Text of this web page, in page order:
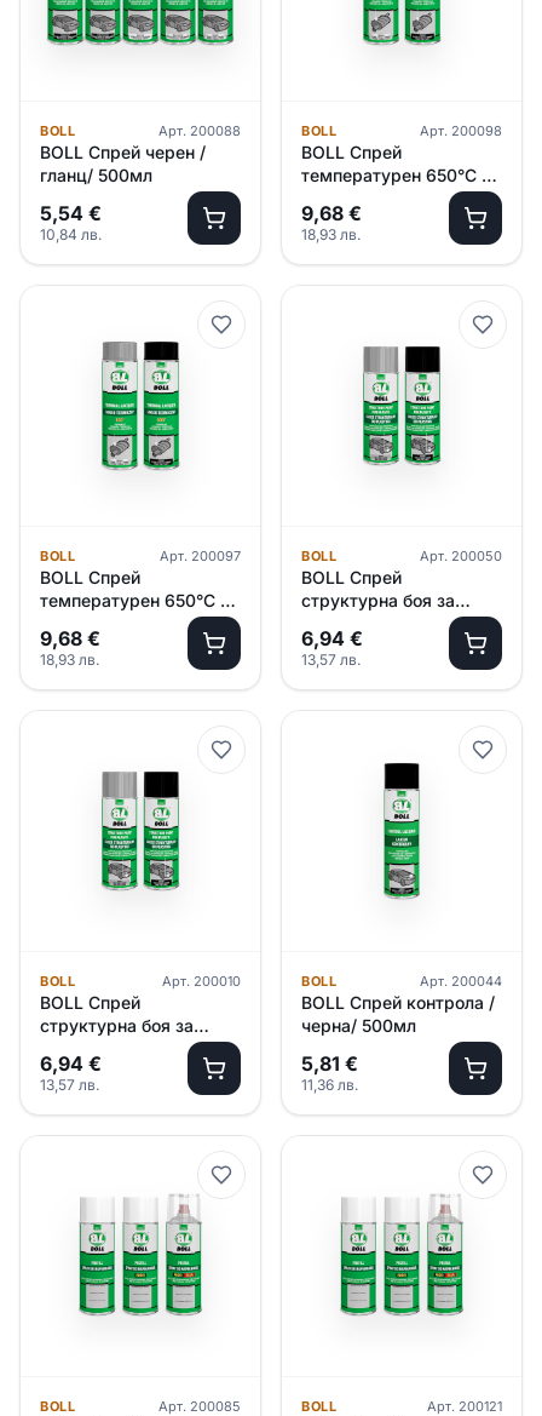
BOLL Арт. 200088
BOLL Спрей черен /
гланц/ 500мл
5,54 €
10,84 лв.
BOLL Арт. 200098
BOLL Спрей
температурен 650°С /
9,68 €
18,93 лв.
BOLL Арт. 200097
BOLL Спрей
температурен 650°С /
9,68 €
18,93 лв.
BOLL Арт. 200050
BOLL Спрей
структурна боя за
пластмаса /черна/
400мл
6,94 €
13,57 лв.
BOLL Арт. 200010
BOLL Спрей
структурна боя за
пластмаса /сив/ 400мл
6,94 €
13,57 лв.
BOLL Арт. 200044
BOLL Спрей контрола /
черна/ 500мл
5,81 €
11,36 лв.
BOLL Арт. 200085 BOLL Арт. 200121